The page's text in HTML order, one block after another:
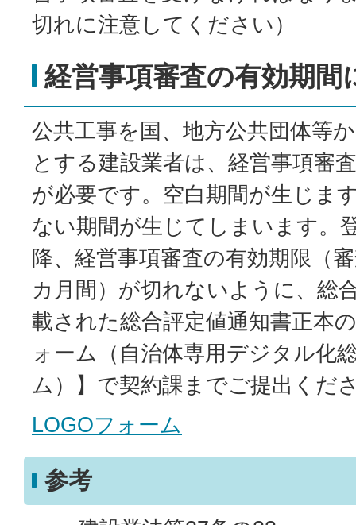
切れに注意してください）
経営事項審査の有効期間
公共工事を国、地方公共団体等
とする建設業者は、経営事項審
が必要です。空白期間が生じま
ない期間が生じてしまいます。
降、経営事項審査の有効期限（
カ月間）が切れないように、総
載された総合評定値通知書正本
ォーム（自治体専用デジタル化
ム）】で契約課までご提出くだ
LOGOフォーム
参考